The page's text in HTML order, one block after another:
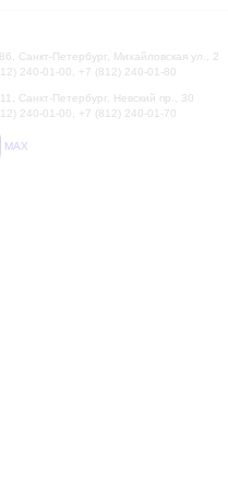
Санкт-Петербург, Михайловская ул., 2
240-01-00, +7 (812) 240-01-80
Санкт-Петербург, Невский пр., 30
240-01-00, +7 (812) 240-01-70
MAX